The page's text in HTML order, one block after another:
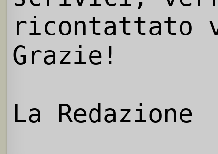
ricontattato
Grazie!
La Redazione